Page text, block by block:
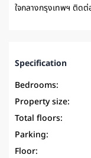
ใจกลางกรุงเทพฯ ติดต่
Specification
Bedrooms:
Property size:
Total floors:
Parking:
Floor: